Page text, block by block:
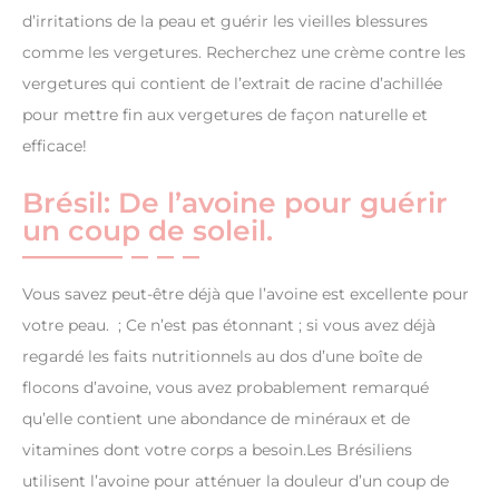
d’irritations de la peau et guérir les vieilles blessures
comme les vergetures. Recherchez une crème contre les
vergetures qui contient de l’extrait de racine d’achillée
pour mettre fin aux vergetures de façon naturelle et
efficace!
Brésil: De l’avoine pour guérir
un coup de soleil.
Vous savez peut-être déjà que l’avoine est excellente pour
votre peau. ; Ce n’est pas étonnant ; si vous avez déjà
regardé les faits nutritionnels au dos d’une boîte de
flocons d’avoine, vous avez probablement remarqué
qu’elle contient une abondance de minéraux et de
vitamines dont votre corps a besoin.Les Brésiliens
utilisent l’avoine pour atténuer la douleur d’un coup de